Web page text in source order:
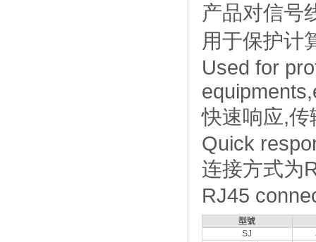
产品对信号
用于保护计
Used for
快速响应,
Quick
连接方式为
RJ45
型號
SJ